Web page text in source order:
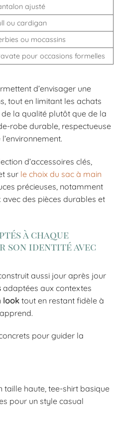
ajusté
ou cardigan
ou mocassins
pour occasions formelles
d’envisager une
tout en limitant les achats
la qualité plutôt que de la
robe durable, respectueuse
d’accessoires clés,
sur le choix du sac à main
précieuses, notamment
des pièces durables et
à chaque
son identité avec
aussi jour après jour
adaptées aux contextes
look tout en restant fidèle à
pour guider la
taille haute, tee-shirt basique
pour un style casual